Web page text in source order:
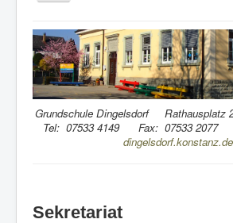
an/aus
Home
Wir
Schule & Leitgedanke
Schulvereine &
Grundschule Dingelsdorf Rathausplatz
Tel: 07533 4149 Fax: 07533 2077
dingelsdorf.konstanz.de
Sekretariat